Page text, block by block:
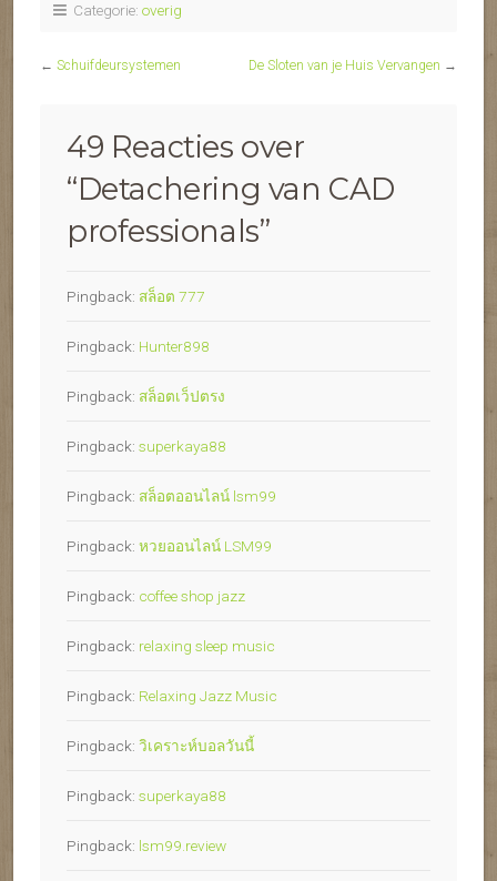
Categorie: overig
← Schuifdeursystemen De Sloten van je Huis Vervangen →
49 Reacties over
“Detachering van CAD
professionals”
Pingback: สล็อต 777
Pingback: Hunter898
Pingback: สล็อตเว็ปตรง
Pingback: superkaya88
Pingback: สล็อตออนไลน์ lsm99
Pingback: หวยออนไลน์ LSM99
Pingback: coffee shop jazz
Pingback: relaxing sleep music
Pingback: Relaxing Jazz Music
Pingback: วิเคราะห์บอลวันนี้
Pingback: superkaya88
Pingback: lsm99.review